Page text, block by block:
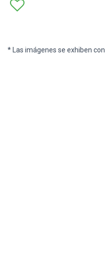
* Las imágenes se exhiben